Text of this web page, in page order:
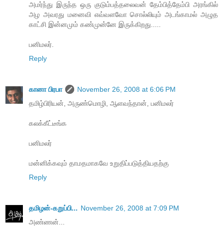
அமர்ந்து இருந்த ஒரு குடும்பத்தலைவன் தேம்பித்தேம்பி அரங்கில்
அழ அவரது மனைவி எவ்வளவோ சொல்லியும் அடங்காமல் அழுத
காட்சி இன்னமும் கண்முன்னே இருக்கிறது.....
பனிமலர்.
Reply
கானா பிரபா
November 26, 2008 at 6:06 PM
தமிழ்பிரியன், அருண்மொழி, ஆளவந்தான், பனிமலர்
கலக்கீட்டீங்க‌
பனிமலர்
மன்னிக்கவும் தாமதமாகவே உறுதிப்படுத்தியதற்கு
Reply
தமிழன்-கறுப்பி... November 26, 2008 at 7:09 PM
அண்ணன்...